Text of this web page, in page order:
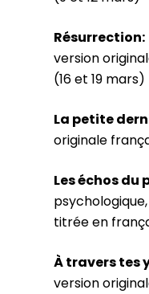
Résurrection:
version
(16 et 19 mars)
La petite
originale
Les échos du
titrée en
À travers tes
version